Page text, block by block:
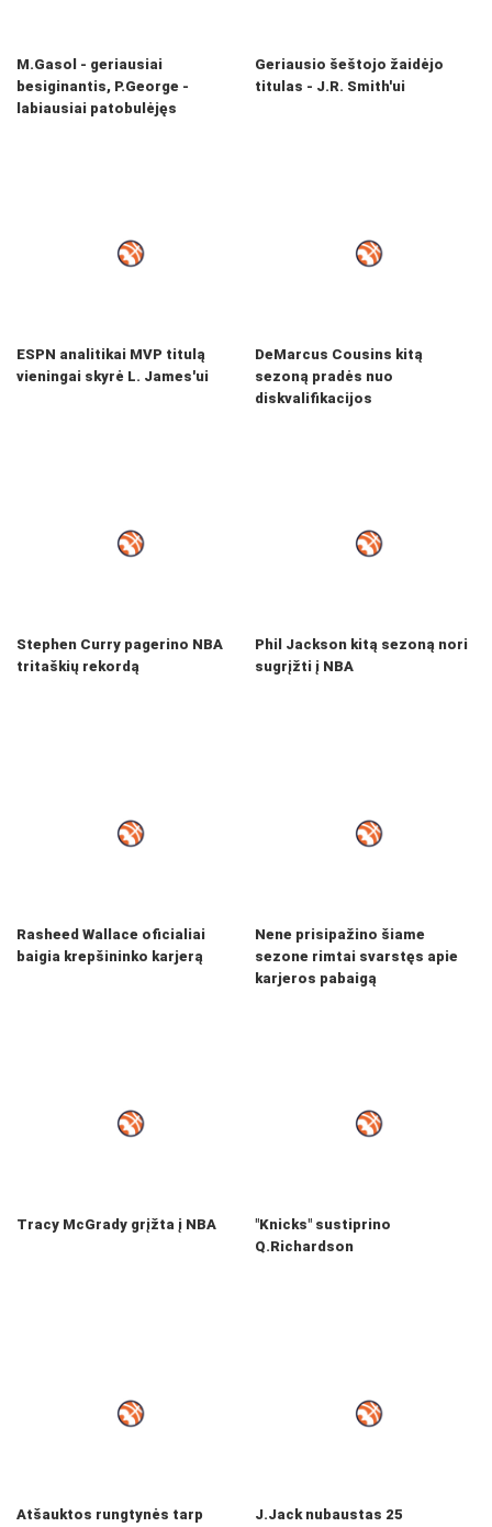
M.Gasol - geriausiai
besiginantis, P.George -
labiausiai patobulėjęs
Geriausio šeštojo žaidėjo
titulas - J.R. Smith'ui
ESPN analitikai MVP titulą
vieningai skyrė L. James'ui
DeMarcus Cousins kitą
sezoną pradės nuo
diskvalifikacijos
Stephen Curry pagerino NBA
tritaškių rekordą
Phil Jackson kitą sezoną nori
sugrįžti į NBA
Rasheed Wallace oficialiai
baigia krepšininko karjerą
Nene prisipažino šiame
sezone rimtai svarstęs apie
karjeros pabaigą
Tracy McGrady grįžta į NBA
"Knicks" sustiprino
Q.Richardson
Atšauktos rungtynės tarp
J.Jack nubaustas 25